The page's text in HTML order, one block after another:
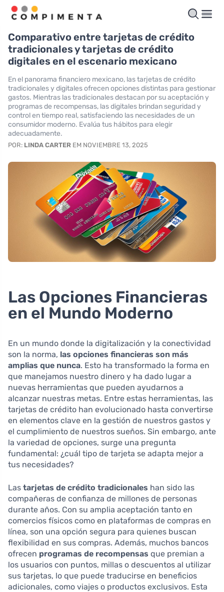
Comparativo entre tarjetas de crédito
tradicionales y tarjetas de crédito
digitales en el escenario mexicano
En el panorama financiero mexicano, las tarjetas de crédito
tradicionales y digitales ofrecen opciones distintas para gestionar
gastos. Mientras las tradicionales destacan por su aceptación y
programas de recompensas, las digitales brindan seguridad y
control en tiempo real, satisfaciendo las necesidades de un
consumidor moderno. Evalúa tus hábitos para elegir
adecuadamente.
POR: LINDA CARTER EM NOVIEMBRE 13, 2025
Las Opciones Financieras
en el Mundo Moderno
En un mundo donde la digitalización y la conectividad
son la norma, las opciones financieras son más
amplias que nunca. Esto ha transformado la forma en
que manejamos nuestro dinero y ha dado lugar a
nuevas herramientas que pueden ayudarnos a
alcanzar nuestras metas. Entre estas herramientas, las
tarjetas de crédito han evolucionado hasta convertirse
en elementos clave en la gestión de nuestros gastos y
el cumplimiento de nuestros sueños. Sin embargo, ante
la variedad de opciones, surge una pregunta
fundamental: ¿cuál tipo de tarjeta se adapta mejor a
tus necesidades?
Las tarjetas de crédito tradicionales han sido las
compañeras de confianza de millones de personas
durante años. Con su amplia aceptación tanto en
comercios físicos como en plataformas de compras en
línea, son una opción segura para quienes buscan
flexibilidad en sus compras. Además, muchos bancos
ofrecen programas de recompensas que premian a
los usuarios con puntos, millas o descuentos al utilizar
sus tarjetas, lo que puede traducirse en beneficios
adicionales, como viajes o productos exclusivos. Esta